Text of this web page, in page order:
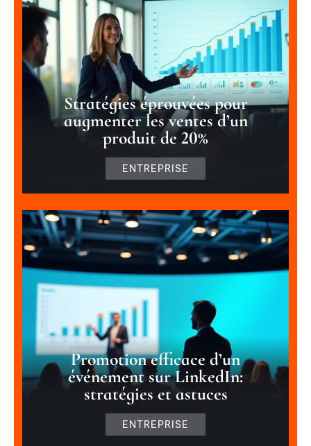
Stratégies éprouvées pour
augmenter les ventes d’un
produit de 20%
ENTREPRISE
Promotion efficace d’un
événement sur LinkedIn:
stratégies et astuces
ENTREPRISE